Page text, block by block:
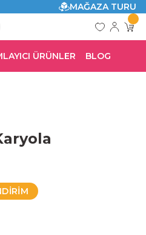
MAĞAZA TURU
ÜRÜNLER BLOG